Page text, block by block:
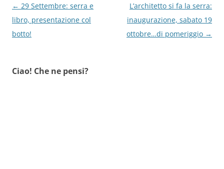
Navigazione
articolo
← 29 Settembre: serra e
libro, presentazione col
botto!
L’architetto si fa la serra:
inaugurazione, sabato 19
ottobre…di pomeriggio →
Ciao! Che ne pensi?